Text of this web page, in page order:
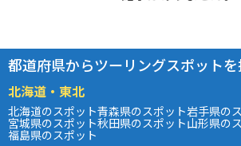
都道府県からツーリングスポット
北海道・東北
北海道のスポット青森県のスポット岩手県の
宮城県のスポット秋田県のスポット山形県の
福島県のスポット